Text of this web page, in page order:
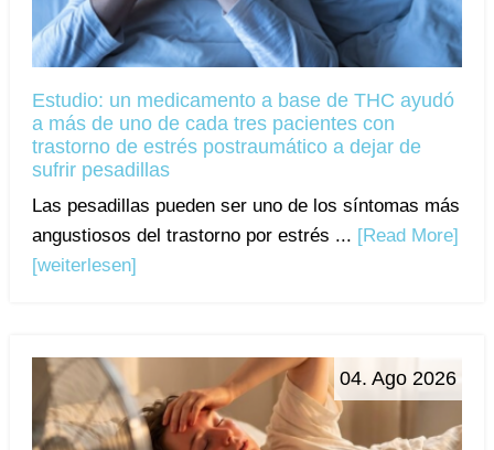
Estudio: un medicamento a base de THC ayudó
a más de uno de cada tres pacientes con
trastorno de estrés postraumático a dejar de
sufrir pesadillas
Las pesadillas pueden ser uno de los síntomas más
angustiosos del trastorno por estrés ... [Read More]
[weiterlesen]
04. Ago 2026